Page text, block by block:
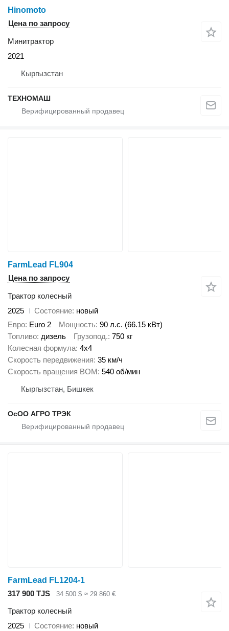
Hinomoto
Цена по запросу
Минитрактор
2021
Кыргызстан
ТЕХНОМАШ
FarmLead FL904
Цена по запросу
Трактор колесный
2025
Состояние новый
Евро Euro 2 Мощность 90 л.с. (66.15 кВт)
Топливо дизель Грузопод. 750 кг
Колесная формула 4x4
Скорость передвижения 35 км/ч
Скорость вращения ВОМ 540 об/мин
Кыргызстан, Бишкек
ОсОО АГРО ТРЭК
FarmLead FL1204-1
317 900 TJS
34 500 $ ≈ 29 860 €
Трактор колесный
2025
Состояние новый